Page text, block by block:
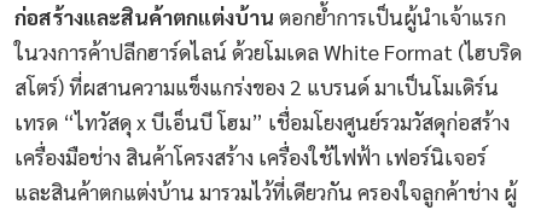
ก่อสร้างและสินค้าตกแต่งบ้าน ตอกย้ำการเป็นผู้นำเจ้าแรก
ในวงการค้าปลีกฮาร์ดไลน์ ด้วยโมเดล White Format (ไฮบริด
สโตร์) ที่ผสานความแข็งแกร่งของ 2 แบรนด์ มาเป็นโมเดิร์น
เทรด “ไทวัสดุ x บีเอ็นบี โฮม” เชื่อมโยงศูนย์รวมวัสดุก่อสร้าง
เครื่องมือช่าง สินค้าโครงสร้าง เครื่องใช้ไฟฟ้า เฟอร์นิเจอร์
และสินค้าตกแต่งบ้าน มารวมไว้ที่เดียวกัน ครองใจลูกค้าช่าง ผู้